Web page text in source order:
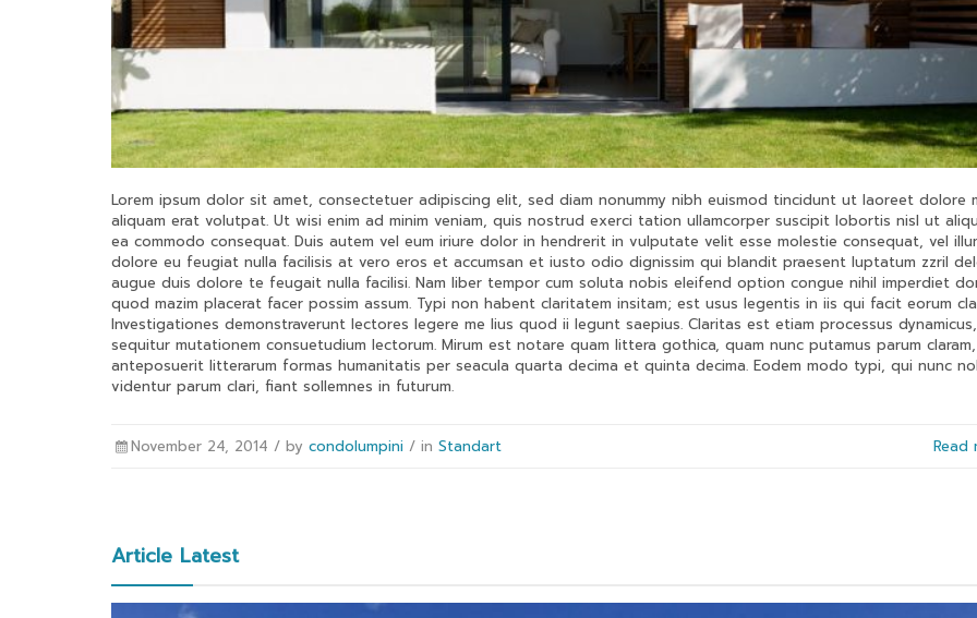
Lorem ipsum dolor sit amet, consectetuer adipiscing elit, sed diam nonummy nibh euismod tincidunt ut laoreet dolore
aliquam erat volutpat. Ut wisi enim ad minim veniam, quis nostrud exerci tation ullamcorper suscipit lobortis nisl ut
ea commodo consequat. Duis autem vel eum iriure dolor in hendrerit in vulputate velit esse molestie consequat, vel
dolore eu feugiat nulla facilisis at vero eros et accumsan et iusto odio dignissim qui blandit praesent luptatum zzril
augue duis dolore te feugait nulla facilisi. Nam liber tempor cum soluta nobis eleifend option congue nihil imperdiet
quod mazim placerat facer possim assum. Typi non habent claritatem insitam; est usus legentis in iis qui facit eorum
Investigationes demonstraverunt lectores legere me lius quod ii legunt saepius. Claritas est etiam processus
sequitur mutationem consuetudium lectorum. Mirum est notare quam littera gothica, quam nunc putamus parum claram,
anteposuerit litterarum formas humanitatis per seacula quarta decima et quinta decima. Eodem modo typi, qui nunc
videntur parum clari, fiant sollemnes in futurum.
November 24, 2014 /bycondolumpini / inStandart
Article Latest